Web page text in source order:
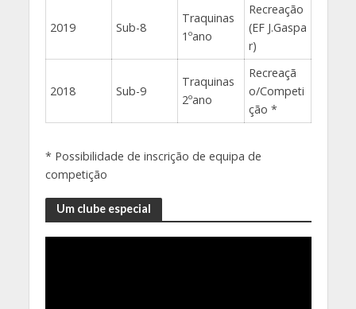
2019 Sub-8
Traquinas
1ºano
Recreação
(EF J.Gaspa
r)
2018 Sub-9
Traquinas
2ºano
Recreaçã
o/Competi
ção *
* Possibilidade de inscrição de equipa de
competição
Um clube especial